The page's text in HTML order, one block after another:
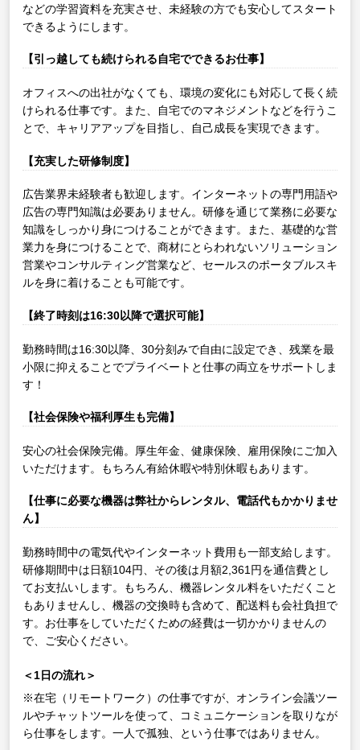
などの学習資料を充実させ、未経験の方でも安心してスタート
できるようにします。
【引っ越しても続けられる自宅でできるお仕事】
オフィスへの出社がなくても、環境の変化にも対応して長く続
けられる仕事です。また、自宅でのマネジメントなどを行うこ
とで、キャリアアップを目指し、自己成長を実現できます。
【充実した研修制度】
広告業界未経験者も歓迎します。インターネットの専門用語や
広告の専門知識は必要ありません。研修を通じて業務に必要な
知識をしっかり身につけることができます。また、基礎的な営
業力を身につけることで、商材にとらわれないソリューション
営業やコンサルティング営業など、セールスのポータブルスキ
ルを身に着けることも可能です。
【終了時刻は16:30以降で選択可能】
勤務時間は16:30以降、30分刻みで自由に設定でき、残業を最
小限に抑えることでプライベートと仕事の両立をサポートしま
す！
【社会保険や福利厚生も完備】
安心の社会保険完備。厚生年金、健康保険、雇用保険にご加入
いただけます。もちろん有給休暇や特別休暇もあります。
【仕事に必要な機器は弊社からレンタル、電話代もかかりませ
ん】
勤務時間中の電気代やインターネット費用も一部支給します。
研修期間中は日額104円、その後は月額2,361円を通信費とし
てお支払いします。もちろん、機器レンタル料をいただくこと
もありませんし、機器の交換時も含めて、配送料も会社負担で
す。お仕事をしていただくための経費は一切かかりませんの
で、ご安心ください。
＜1日の流れ＞
※在宅（リモートワーク）の仕事ですが、オンライン会議ツー
ルやチャットツールを使って、コミュニケーションを取りなが
ら仕事をします。一人で孤独、という仕事ではありません。